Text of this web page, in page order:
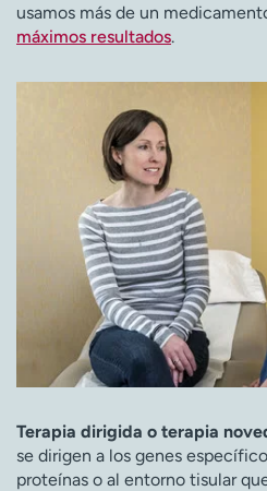
usamos más de un
máximos resultados.
Terapia dirigida o terapia
se dirigen a los genes
proteínas o al entorno tisular